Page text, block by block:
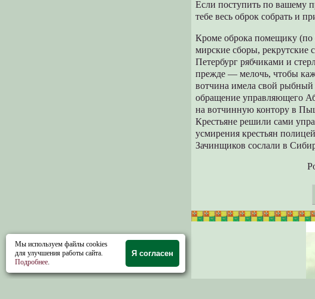
Если поступить по вашему
тебе весь оброк собрать и
Кроме оброка помещику (по
мирские сборы,
Петербург рябчиками и
прежде — мелочь, чтобы
вотчина имела свой рыбный
обращение управляющего
на вотчинную контору в
Крестьяне решили сами
усмирения крестьян
Зачинщиков сослали в
Мы используем файлы cookies
для улучшения работы сайта.
Подробнее.
Я согласен